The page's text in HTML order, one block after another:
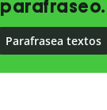
parafraseo.
Parafrasea textos